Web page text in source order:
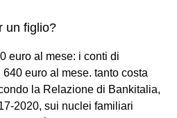
un figlio?
euro al mese: i conti di
euro al mese. tanto costa
la Relazione di Bankitalia,
2020, sui nuclei familiari